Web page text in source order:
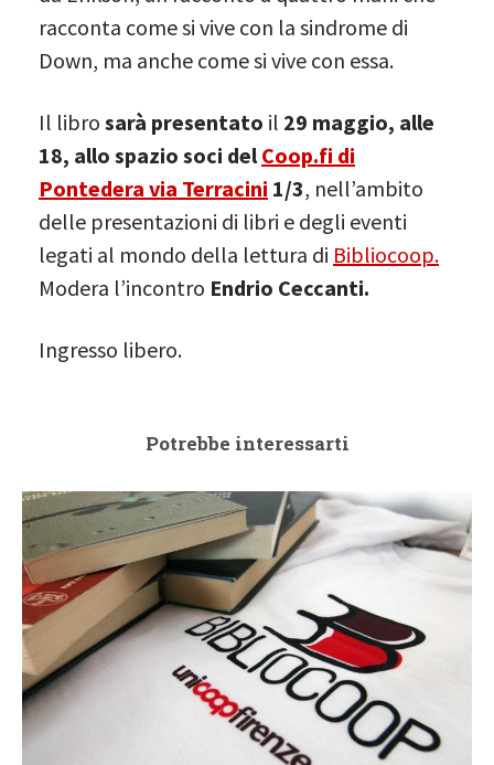
racconta come si vive con la sindrome di
Down, ma anche come si vive con essa.
Il libro sarà presentato il 29 maggio, alle
18, allo spazio soci del Coop.fi di
Pontedera via Terracini 1/3, nell’ambito
delle presentazioni di libri e degli eventi
legati al mondo della lettura di Bibliocoop.
Modera l’incontro Endrio Ceccanti.
Ingresso libero.
Potrebbe interessarti